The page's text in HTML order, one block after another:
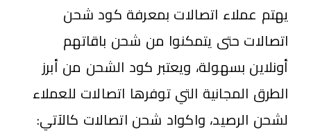
يهتم عملاء اتصالات بمعرفة كود شحن
اتصالات حتى يتمكنوا من شحن باقاتهم
أونلاين بسهولة، ويعتبر كود الشحن من أبرز
الطرق المجانية التي توفرها اتصالات للعملاء
لشحن الرصيد، واكواد شحن اتصالات كالآتي: